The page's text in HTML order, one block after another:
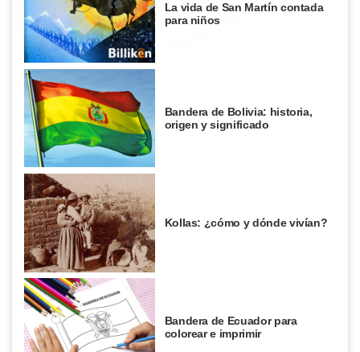
La vida de San Martín contada
para niños
Bandera de Bolivia: historia,
origen y significado
Kollas: ¿cómo y dónde vivían?
Bandera de Ecuador para
colorear e imprimir